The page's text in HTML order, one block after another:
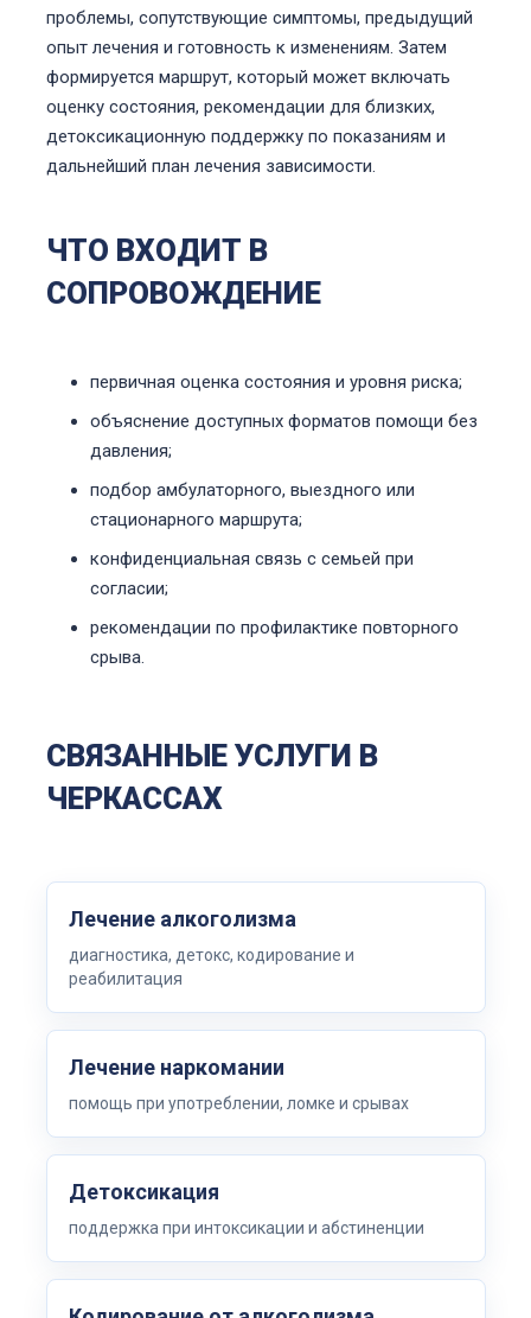
проблемы, сопутствующие симптомы, предыдущий
опыт лечения и готовность к изменениям. Затем
формируется маршрут, который может включать
оценку состояния, рекомендации для близких,
детоксикационную поддержку по показаниям и
дальнейший план лечения зависимости.
ЧТО ВХОДИТ В
СОПРОВОЖДЕНИЕ
первичная оценка состояния и уровня риска;
объяснение доступных форматов помощи без
давления;
подбор амбулаторного, выездного или
стационарного маршрута;
конфиденциальная связь с семьей при
согласии;
рекомендации по профилактике повторного
срыва.
СВЯЗАННЫЕ УСЛУГИ В
ЧЕРКАССАХ
Лечение алкоголизма
диагностика, детокс, кодирование и
реабилитация
Лечение наркомании
помощь при употреблении, ломке и срывах
Детоксикация
поддержка при интоксикации и абстиненции